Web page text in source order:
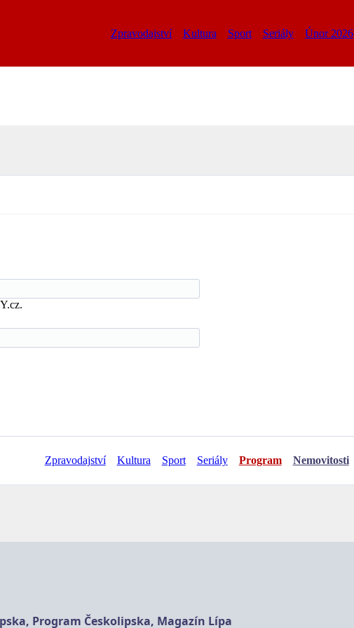
Zpravodajství Kultura Sport Seriály Únor 2026
Zpravodajství Kultura Sport Seriály Program Nemovitosti
Program Českolipska, Magazín Lípa